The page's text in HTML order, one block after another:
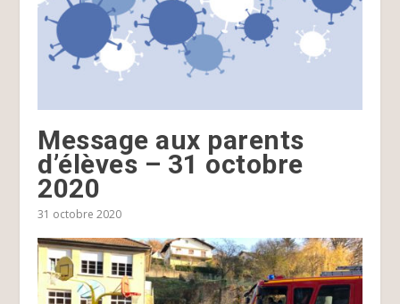
Message aux parents
d’élèves – 31 octobre
2020
31 octobre 2020